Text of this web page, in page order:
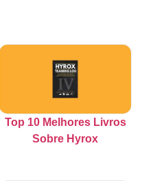
Top 10 Melhores Livros
Sobre Hyrox